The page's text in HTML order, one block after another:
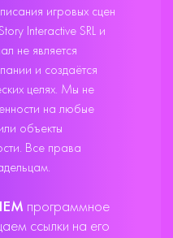
игровых сцен
Interactive SRL и
не является
и создаётся
целях. Мы не
на любые
объекты
Все права
программное
ссылки на его